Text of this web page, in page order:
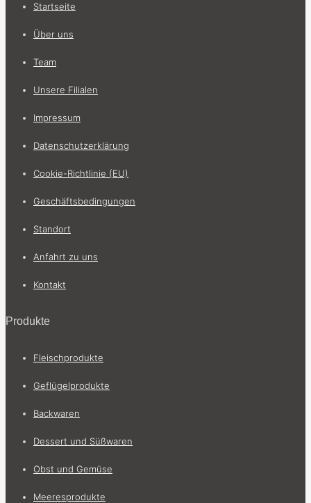
Startseite
Über uns
Team
Unsere Filialen
Impressum
Datenschutzerklärung
Cookie-Richtlinie (EU)
Geschäftsbedingungen
Standort
Anfahrt zu uns
Kontakt
Produkte
Fleischprodukte
Geflügelprodukte
Backwaren
Dessert und Süßwaren
Obst und Gemüse
Meeresprodukte